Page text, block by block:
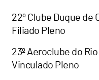
22º Clube Duque de
Filiado Pleno
23º Aeroclube do
Vinculado Pleno